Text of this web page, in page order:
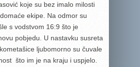
koje su bez imalo milosti
ekipe. Na odmor su
s vodstvom 16:9 što je
pobjedu. U nastavku susreta
ljubomorno su čuvale
što im je na kraju i uspjelo.